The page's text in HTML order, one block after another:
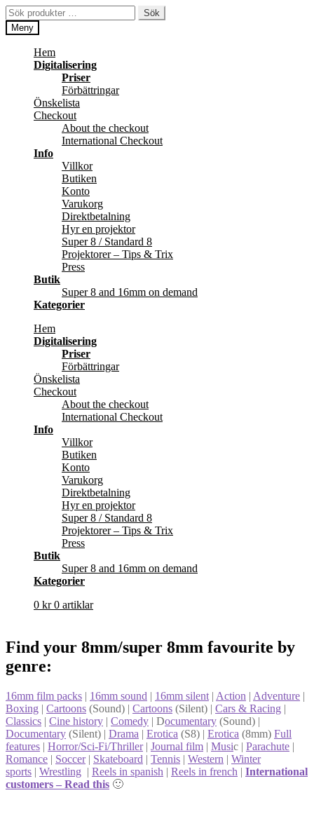
Hoppa
till
navigering
Hoppa
till
innehåll
Sök
efter:
Sök
Meny
Hem
Digitalisering
Priser
Förbättringar
Önskelista
Checkout
About the checkout
International Checkout
Info
Villkor
Butiken
Konto
Varukorg
Direktbetalning
Hyr en projektor
Super 8 / Standard 8
Projektorer – Tips & Trix
Press
Butik
Super 8 and 16mm on demand
Kategorier
Hem
Digitalisering
Priser
Förbättringar
Önskelista
Checkout
About the checkout
International Checkout
Info
Villkor
Butiken
Konto
Varukorg
Direktbetalning
Hyr en projektor
Super 8 / Standard 8
Projektorer – Tips & Trix
Press
Butik
Super 8 and 16mm on demand
Kategorier
0 kr 0 artiklar
Find your 8mm/super 8mm favourite by
genre:
16mm film packs | 16mm sound | 16mm silent | Action | Adventure |
Boxing | Cartoons (Sound) | Cartoons (Silent) | Cars & Racing |
Classics | Cine history | Comedy | Documentary (Sound) |
Documentary (Silent) | Drama | Erotica (S8) | Erotica (8mm) Full
features | Horror/Sci-Fi/Thriller| Journal film | Music | Parachute |
Romance | Soccer| Skateboard | Tennis | Western | Winter
sports | Wrestling | Reels in spanish | Reels in french | International
customers – Read this 🙂